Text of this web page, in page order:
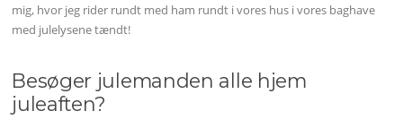
mig, hvor jeg rider rundt med ham rundt i vores hus i vores baghave
med julelysene tændt!
Besøger julemanden alle hjem
juleaften?